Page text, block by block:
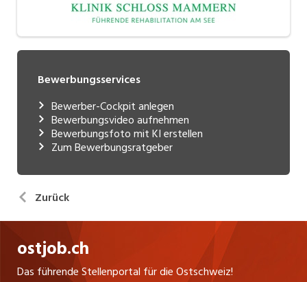
Bewerbungsservices
Bewerber-Cockpit anlegen
Bewerbungsvideo aufnehmen
Bewerbungsfoto mit KI erstellen
Zum Bewerbungsratgeber
Zurück
ostjob.ch
Das führende Stellenportal für die Ostschweiz!